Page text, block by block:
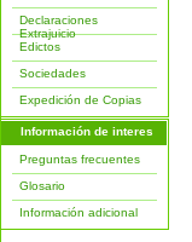
Declaraciones
Extrajuicio
Edictos
Sociedades
Expedición de Copias
Información de interes
Preguntas frecuentes
Glosario
Información adicional